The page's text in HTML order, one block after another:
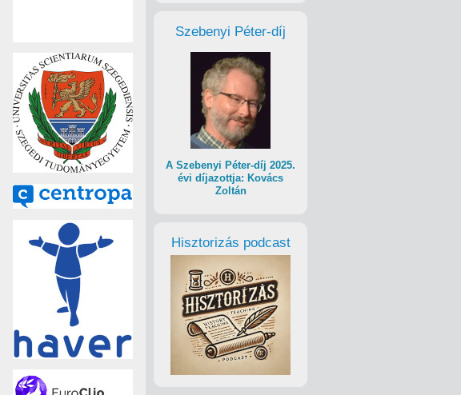
Szebenyi Péter-díj
A Szebenyi Péter-díj 2025.
évi díjazottja: Kovács
Zoltán
Hisztorizás podcast